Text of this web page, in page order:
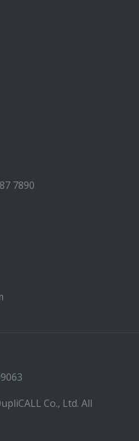
7890
Co., Ltd. All